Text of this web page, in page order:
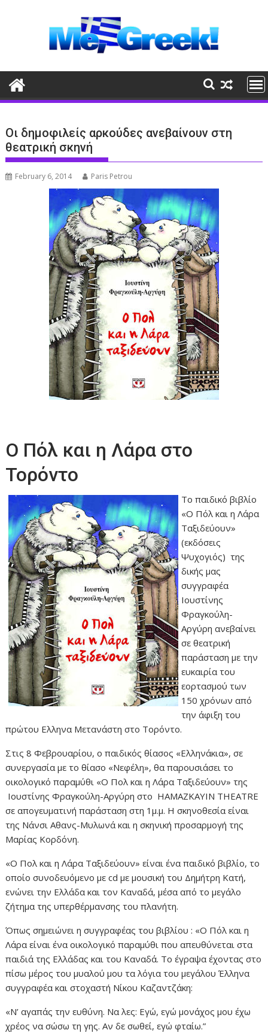
Οι δημοφιλείς αρκούδες ανεβαίνουν στη
θεατρική σκηνή
February 6, 2014 Paris Petrou
Ο Πόλ και η Λάρα στο
Τορόντο
Το παιδικό βιβλίο
«Ο Πόλ και η Λάρα
Ταξιδεύουν»
(εκδόσεις
Ψυχογιός) της
δικής μας
συγγραφέα
Ιουστίνης
Φραγκούλη-
Αργύρη ανεβαίνει
σε θεατρική
παράσταση με την
ευκαιρία του
εορτασμού των
150 χρόνων από
την άφιξη του
πρώτου Ελληνα Μετανάστη στο Τορόντο.
Στις 8 Φεβρουαρίου, ο παιδικός θίασος «Ελληνάκια», σε
συνεργασία με το θίασο «Νεφέλη», θα παρουσιάσει το
οικολογικό παραμύθι «Ο Πολ και η Λάρα Ταξιδεύουν» της
Ιουστίνης Φραγκούλη-Αργύρη στο HAMAZKAYIN THEATRE
σε απογευματινή παράσταση στη 1μ.μ. Η σκηνοθεσία είναι
της Νάνσι Αθανς-Μυλωνά και η σκηνική προσαρμογή της
Μαρίας Κορδόνη.
«Ο Πολ και η Λάρα Ταξιδεύουν» είναι ένα παιδικό βιβλίο, το
οποίο συνοδευόμενο με cd με μουσική του Δημήτρη Κατή,
ενώνει την Ελλάδα και τον Καναδά, μέσα από το μεγάλο
ζήτημα της υπερθέρμανσης του πλανήτη.
Όπως σημειώνει η συγγραφέας του βιβλίου : «Ο Πόλ και η
Λάρα είναι ένα οικολογικό παραμύθι που απευθύνεται στα
παιδιά της Ελλάδας και του Καναδά. Το έγραψα έχοντας στο
πίσω μέρος του μυαλού μου τα λόγια του μεγάλου Έλληνα
συγγραφέα και στοχαστή Νίκου Καζαντζάκη:
«Ν’ αγαπάς την ευθύνη. Να λες: Εγώ, εγώ μονάχος μου έχω
χρέος να σώσω τη γης. Αν δε σωθεί, εγώ φταίω.”